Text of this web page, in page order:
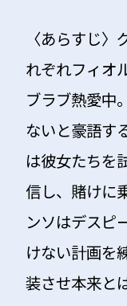
〈あらすじ
れぞれフィオ
ブラブ熱愛中
ないと豪語す
は彼女たちを
信し、賭けに
ンソはデスピ
けない計画を
装させ本来と